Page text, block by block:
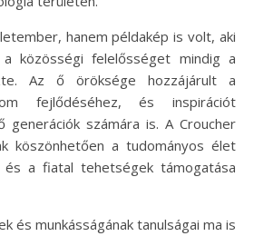
hanem példakép is volt, aki
közösségi felelősséget mindig a
Az ő öröksége hozzájárult a
fejlődéséhez, és inspirációt
számára is. A Croucher
köszönhetően a tudományos élet
a fiatal tehetségek támogatása
és munkásságának tanulságai ma is